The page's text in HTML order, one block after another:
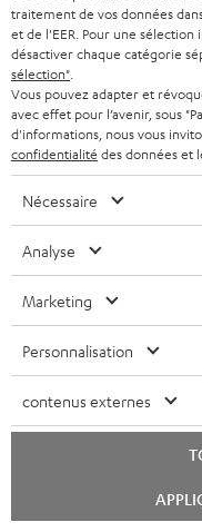
Le Blog Teufel
Technologies
Teufel Support
CONTACT
Découvrez nos
traitement de vos données
et de l'EER. Pour une
désactiver chaque catégorie
sélection"
Vous pouvez adapter et
avec effet pour l’avenir, sous
d'informations, nous vous
confidentialité des données et
Nécessaire
Analyse
Marketing
Personnalisation
contenus externes